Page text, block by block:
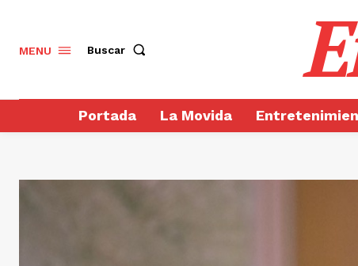
MENU Buscar
Portada La Movida